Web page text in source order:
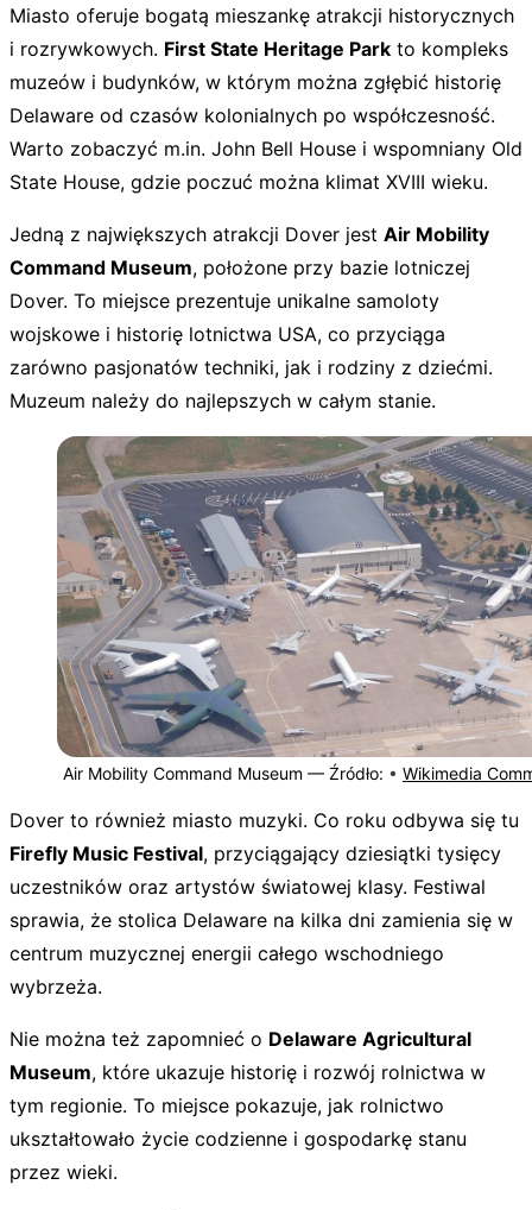
Miasto oferuje bogatą mieszankę atrakcji historycznych
i rozrywkowych. First State Heritage Park to kompleks
muzeów i budynków, w którym można zgłębić historię
Delaware od czasów kolonialnych po współczesność.
Warto zobaczyć m.in. John Bell House i wspomniany Old
State House, gdzie poczuć można klimat XVIII wieku.
Jedną z największych atrakcji Dover jest Air Mobility
Command Museum, położone przy bazie lotniczej
Dover. To miejsce prezentuje unikalne samoloty
wojskowe i historię lotnictwa USA, co przyciąga
zarówno pasjonatów techniki, jak i rodziny z dziećmi.
Muzeum należy do najlepszych w całym stanie.
Air Mobility Command Museum — Źródło: • Wikimedia
Dover to również miasto muzyki. Co roku odbywa się tu
Firefly Music Festival, przyciągający dziesiątki tysięcy
uczestników oraz artystów światowej klasy. Festiwal
sprawia, że stolica Delaware na kilka dni zamienia się w
centrum muzycznej energii całego wschodniego
wybrzeża.
Nie można też zapomnieć o Delaware Agricultural
Museum, które ukazuje historię i rozwój rolnictwa w
tym regionie. To miejsce pokazuje, jak rolnictwo
ukształtowało życie codzienne i gospodarkę stanu
przez wieki.